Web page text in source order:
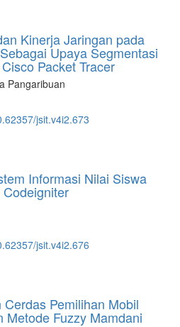
Kinerja Jaringan pada
Upaya Segmentasi
Packet Tracer
Pangaribuan
jsit.v4i2.673
Informasi Nilai Siswa
jsit.v4i2.676
Pemilihan Mobil
Metode Fuzzy Mamdani